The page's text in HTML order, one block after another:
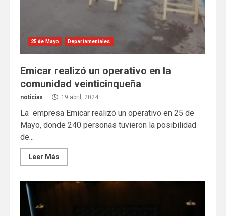
25 de Mayo Departamentales
Emicar realizó un operativo en la
comunidad veinticinqueña
noticias 19 abril, 2024
La empresa Emicar realizó un operativo en 25 de
Mayo, donde 240 personas tuvieron la posibilidad
de...
Leer Más